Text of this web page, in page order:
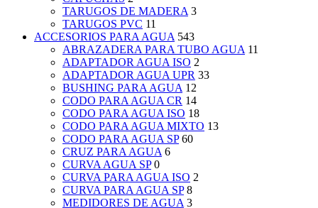
TARUGOS DE MADERA 3
TARUGOS PVC 11
ACCESORIOS PARA AGUA 543
ABRAZADERA PARA TUBO AGUA 11
ADAPTADOR AGUA ISO 2
ADAPTADOR AGUA UPR 33
BUSHING PARA AGUA 12
CODO PARA AGUA CR 14
CODO PARA AGUA ISO 18
CODO PARA AGUA MIXTO 13
CODO PARA AGUA SP 60
CRUZ PARA AGUA 6
CURVA AGUA SP 0
CURVA PARA AGUA ISO 2
CURVA PARA AGUA SP 8
MEDIDORES DE AGUA 3